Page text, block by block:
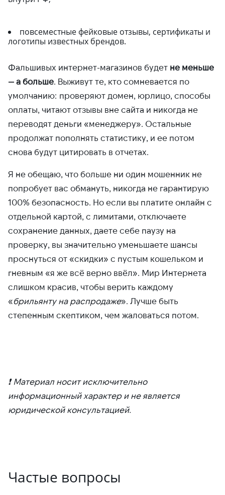
повсеместные фейковые отзывы, сертификаты и
логотипы известных брендов.
Фальшивых интернет-магазинов будет не меньше
— а больше. Выживут те, кто сомневается по
умолчанию: проверяют домен, юрлицо, способы
оплаты, читают отзывы вне сайта и никогда не
переводят деньги «менеджеру». Остальные
продолжат пополнять статистику, и ее потом
снова будут цитировать в отчетах.
Я не обещаю, что больше ни один мошенник не
попробует вас обмануть, никогда не гарантирую
100% безопасность. Но если вы платите онлайн с
отдельной картой, с лимитами, отключаете
сохранение данных, даете себе паузу на
проверку, вы значительно уменьшаете шансы
проснуться от «скидки» с пустым кошельком и
гневным «я же всё верно ввёл». Мир Интернета
слишком красив, чтобы верить каждому
«брильянту на распродаже». Лучше быть
степенным скептиком, чем жаловаться потом.
❗️ Материал носит исключительно
информационный характер и не является
юридической консультацией.
Частые вопросы